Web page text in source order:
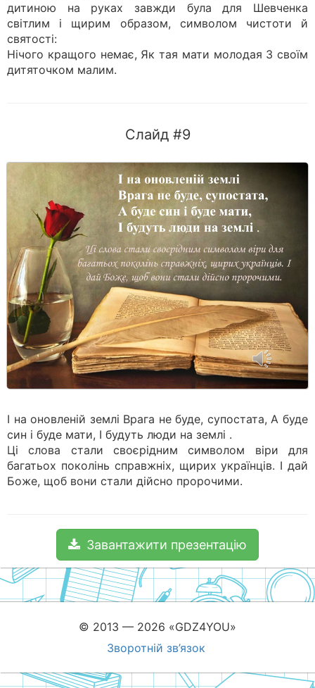
дитиною на руках завжди була для Шевченка
світлим і щирим образом, символом чистоти й
святості:
Нічого кращого немає, Як тая мати молодая З своїм
дитяточком малим.
Слайд #9
І на оновленій землі Врага не буде, супостата, А буде
син і буде мати, І будуть люди на землі .
Ці слова стали своєрідним символом віри для
багатьох поколінь справжніх, щирих українців. І дай
Боже, щоб вони стали дійсно пророчими.
Завантажити презентацію
© 2013 — 2026 «GDZ4YOU»
Зворотній зв’язок